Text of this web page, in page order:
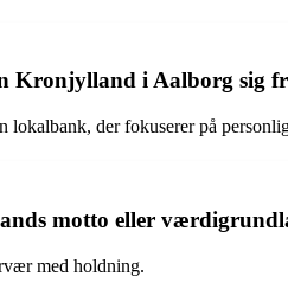
Kronjylland i Aalborg sig
lokalbank, der fokuserer på
motto eller
med holdning.